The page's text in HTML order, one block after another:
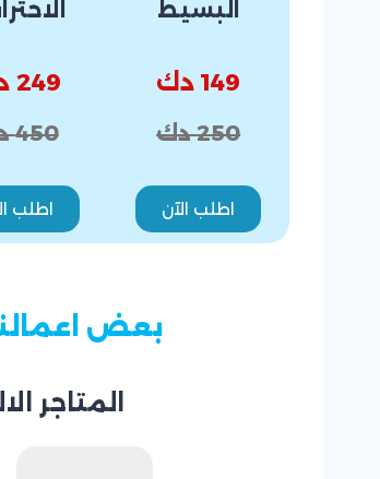
البسيط
149 دك
250 دك
اطلب الآن
249 دك
450 دك
اطلب
بعض
المتاجر